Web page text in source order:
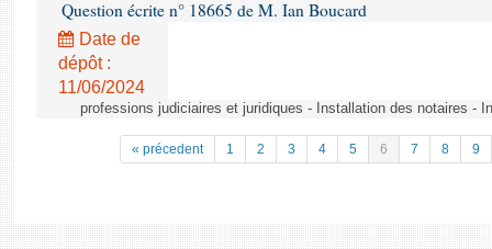
Question écrite n° 18665 de M. Ian Boucard
Date de
dépôt :
11/06/2024
professions judiciaires et juridiques - Installation des notaires -
« précedent 1 2 3 4 5 6 7 8 9